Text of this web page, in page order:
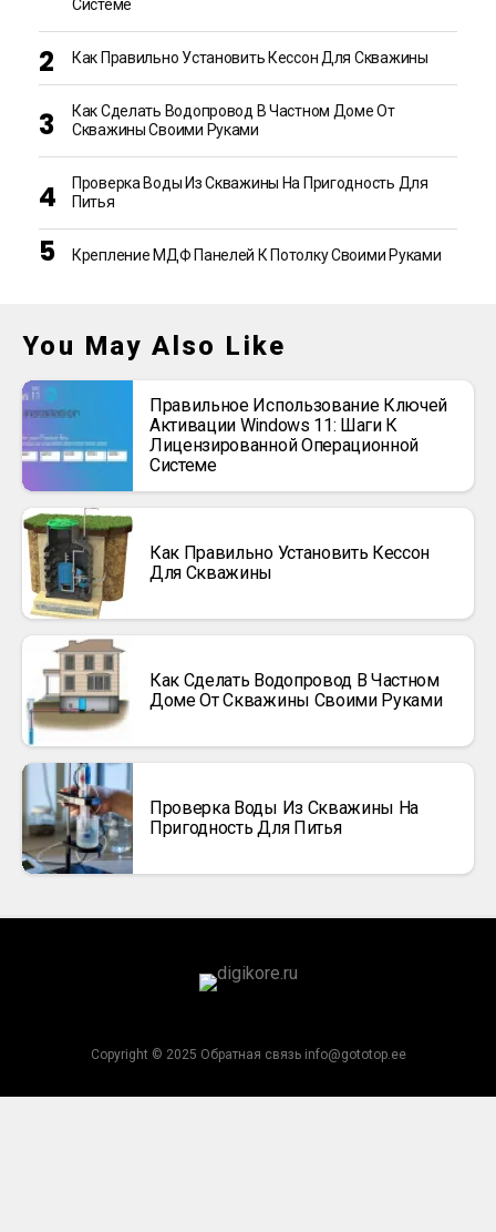
Системе
Как Правильно Установить Кессон Для Скважины
Как Сделать Водопровод В Частном Доме От
Скважины Своими Руками
Проверка Воды Из Скважины На Пригодность Для
Питья
Крепление МДФ Панелей К Потолку Своими Руками
You May Also Like
Правильное Использование Ключей
Активации Windows 11: Шаги К
Лицензированной Операционной
Системе
Как Правильно Установить Кессон
Для Скважины
Как Сделать Водопровод В Частном
Доме От Скважины Своими Руками
Проверка Воды Из Скважины На
Пригодность Для Питья
Copyright © 2025 Обратная связь info@gototop.ee